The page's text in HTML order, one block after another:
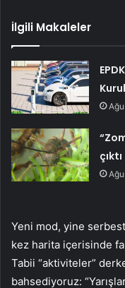
İlgili Makaleler
çıktı
Yeni mod, yine
kez harita içerisinde
Tabii “aktiviteler”
bahsediyoruz: